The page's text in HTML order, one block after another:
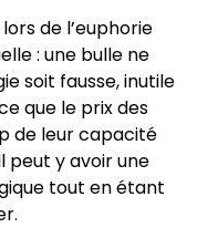
de l’euphorie
: une bulle ne
soit fausse, inutile
que le prix des
de leur capacité
peut y avoir une
tout en étant